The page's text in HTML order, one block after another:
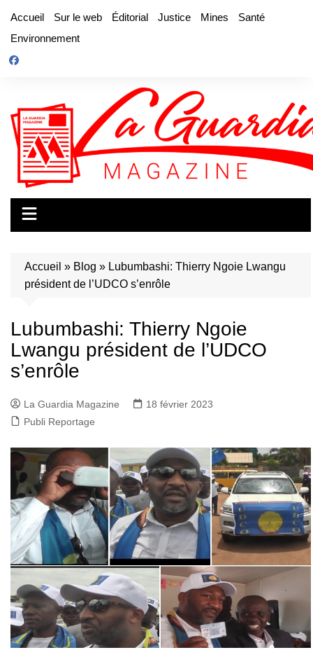
contenu
Accueil Sur le web Éditorial Justice Mines
Santé
Environnement
Accueil » Blog » Lubumbashi: Thierry Ngoie Lwangu
président de l’UDCO s’enrôle
Lubumbashi: Thierry Ngoie
Lwangu président de l’UDCO
s’enrôle
La Guardia Magazine
18 février 2023
Publi Reportage